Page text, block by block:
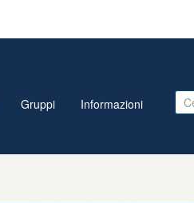
Gruppi Informazioni